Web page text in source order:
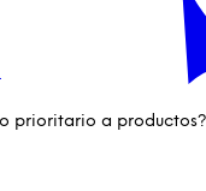
prioritario a productos?